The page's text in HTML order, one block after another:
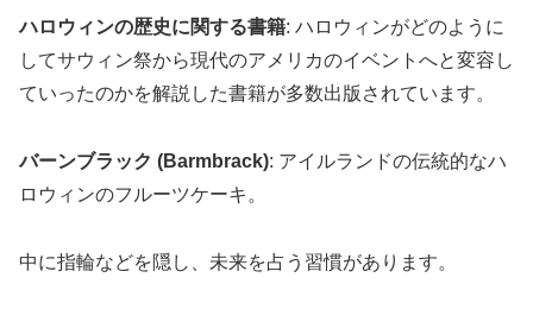
ハロウィンの歴史に関する書籍: ハロウィンがどのように
してサウィン祭から現代のアメリカのイベントへと変容し
ていったのかを解説した書籍が多数出版されています。
バーンブラック (Barmbrack): アイルランドの伝統的なハ
ロウィンのフルーツケーキ。
中に指輪などを隠し、未来を占う習慣があります。